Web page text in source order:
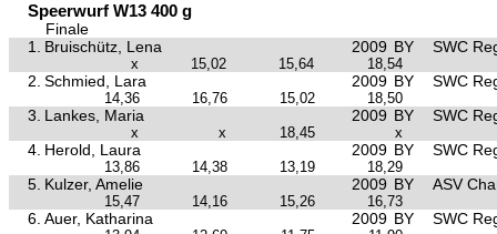
Speerwurf W13 400 g
Finale
1.
Bruischütz, Lena 2009 BY SWC
x 15,02 15,64 18,54
2. Schmied, Lara 2009 BY SWC
14,36 16,76 15,02 18,50
3. Lankes, Maria 2009 BY SWC
x x 18,45 x
4. Herold, Laura 2009 BY SWC
13,86 14,38 13,19 18,29
5. Kulzer, Amelie 2009 BY ASV
15,47 14,16 15,26 16,73
6. Auer, Katharina 2009 BY SWC